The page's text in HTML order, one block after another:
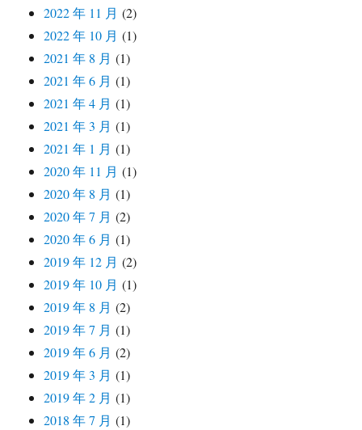
2022 年 11 月 (2)
2022 年 10 月 (1)
2021 年 8 月 (1)
2021 年 6 月 (1)
2021 年 4 月 (1)
2021 年 3 月 (1)
2021 年 1 月 (1)
2020 年 11 月 (1)
2020 年 8 月 (1)
2020 年 7 月 (2)
2020 年 6 月 (1)
2019 年 12 月 (2)
2019 年 10 月 (1)
2019 年 8 月 (2)
2019 年 7 月 (1)
2019 年 6 月 (2)
2019 年 3 月 (1)
2019 年 2 月 (1)
2018 年 7 月 (1)